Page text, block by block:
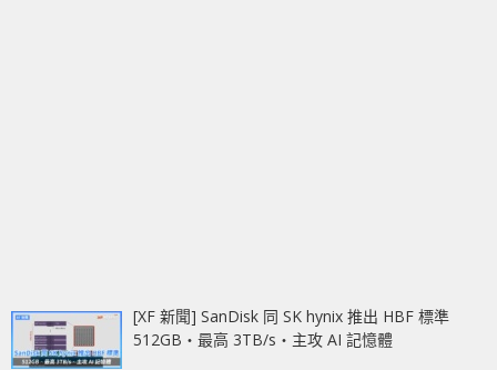
[XF 新聞] SanDisk 同 SK hynix 推出 HBF 標準
512GB‧最高 3TB/s‧主攻 AI 記憶體